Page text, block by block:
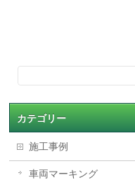
カテゴリー
施工事例
車両マーキング